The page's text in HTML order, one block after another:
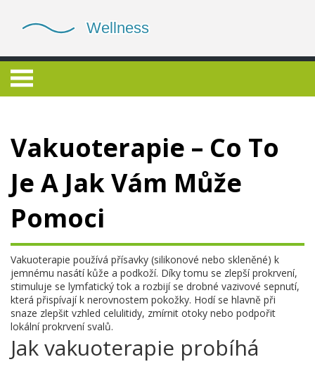
Vakuoterapie – Co To
Je A Jak Vám Může
Pomoci
Vakuoterapie používá přísavky (silikonové nebo skleněné) k
jemnému nasátí kůže a podkoží. Díky tomu se zlepší prokrvení,
stimuluje se lymfatický tok a rozbijí se drobné vazivové sepnutí,
která přispívají k nerovnostem pokožky. Hodí se hlavně při
snaze zlepšit vzhled celulitidy, zmírnit otoky nebo podpořit
lokální prokrvení svalů.
Jak vakuoterapie probíhá